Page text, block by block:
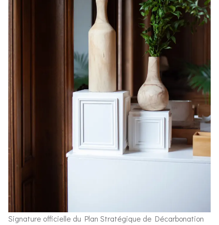
Signature officielle du Plan Stratégique de Décarbonation